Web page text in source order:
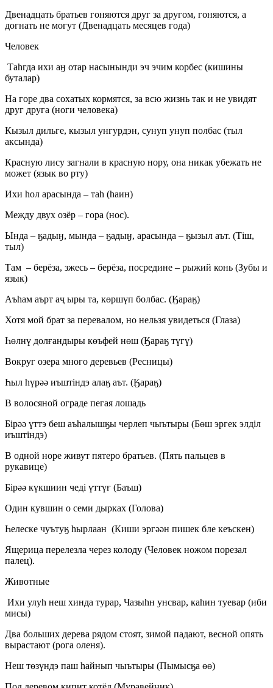
Двенадцать братьев гоняются друг за другом, гоняются, а
догнать не могут (Двенадцать месяцев года)
Человек
Таhгда ихи аӈ отар насынынди эч эчим корбес (кишины
буталар)
На горе два сохатых кормятся, за всю жизнь так и не увидят
друг друга (ноги человека)
Кызыл дильге, кызыл унгурдэн, сунуп унуп полбас (тыл
аксында)
Красную лису загнали в красную нору, она никак убежать не
может (язык во рту)
Ихи hoл арасында – таh (hаин)
Между двух озёр – гора (нос).
Ында – ӄадыӈ, мында – ӄадыӈ, арасында – ӄызыл аът. (Тіш,
тыл)
Там – берёза, зжесь – берёза, посредине – рыжий конь (Зубы и
язык)
Аъһам аърт аҷ ыры та, көршүп болбас. (Ӄараӄ)
Хотя мой брат за перевалом, но нельзя увидеться (Глаза)
Һөлнү долғандыры көъфей нөш (Ӄараӄ түгү)
Вокруг озера много деревьев (Ресницы)
Һыл һүрәә иъштіндэ алаӄ аът. (Ӄараӄ)
В волосяной ограде пегая лошадь
Бірәә үттэ беш аъһалышӄы черлеп чыътыры (Бөш эргек элділ
иъштіндэ)
В одной норе живут пятеро братьев. (Пять пальцев в
рукавице)
Бірәә күкшиин чеді үттүғ (Баъш)
Один кувшин о семи дырках (Голова)
Һелеске чуътуӄ һырлаан (Киши эргәән пишек бле кеъскен)
Ящерица перелезла через колоду (Человек ножом порезал
палец).
Животные
Ихи улуh неш хинда турар, Чазыhн унсвар, каhин туевар (иби
мисы)
Два больших дерева рядом стоят, зимой падают, весной опять
вырастают (рога оленя).
Неш төзүндэ паш һайнып чыътыры (Пымысӄа өө)